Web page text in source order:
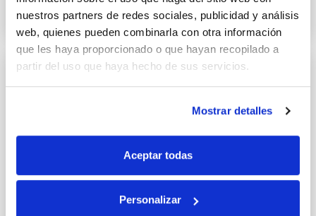
nuestros partners de redes sociales, publicidad y análisis
web, quienes pueden combinarla con otra información
que les haya proporcionado o que hayan recopilado a
partir del uso que haya hecho de sus servicios.
Mostrar detalles
Aceptar todas
Personalizar
10 SEPTIEMBRE 2015